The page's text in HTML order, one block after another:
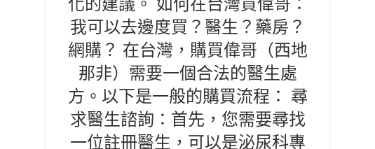
我可以去邊度買？醫生？藥房？
網購？ 在台灣，購買偉哥（西地
那非）需要一個合法的醫生處
方。以下是一般的購買流程： 尋
求醫生諮詢：首先，您需要尋找
一位註冊醫生，可以是泌尿科專